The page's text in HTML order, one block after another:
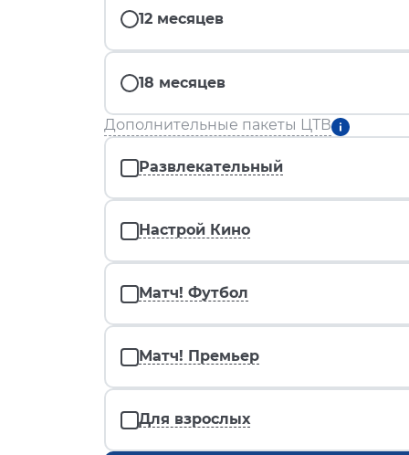
12 месяцев
18 месяцев
Дополнительные пакеты ЦТВ
Развлекательный
Настрой Кино
Матч! Футбол
Матч! Премьер
Для взрослых